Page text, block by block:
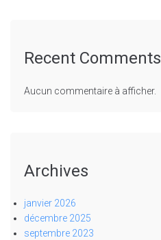
Recent Comments
Aucun commentaire à afficher.
Archives
janvier 2026
décembre 2025
septembre 2023